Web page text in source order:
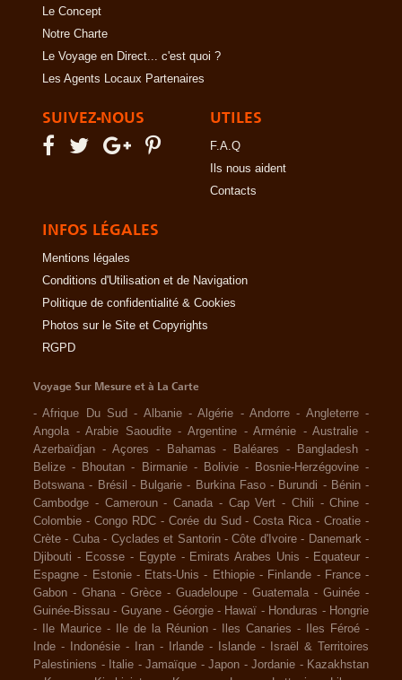
Le Concept
Notre Charte
Le Voyage en Direct... c'est quoi ?
Les Agents Locaux Partenaires
SUIVEZ-NOUS UTILES
F.A.Q
Ils nous aident
Contacts
INFOS LÉGALES
Mentions légales
Conditions d'Utilisation et de Navigation
Politique de confidentialité & Cookies
Photos sur le Site et Copyrights
RGPD
Voyage Sur Mesure et à La Carte
-Afrique Du Sud - Albanie -Algérie -Andorre - Angleterre -
Angola -Arabie Saoudite -Argentine -Arménie -Australie -
Azerbaïdjan - Açores - Bahamas - Baléares - Bangladesh -
Belize - Bhoutan - Birmanie - Bolivie - Bosnie-Herzégovine -
Botswana - Brésil - Bulgarie - Burkina Faso - Burundi - Bénin -
Cambodge - Cameroun - Canada - Cap Vert - Chili -Chine -
Colombie - Congo RDC - Corée du Sud -Costa Rica -Croatie -
Crète - Cuba - Cyclades et Santorin -Côte d'Ivoire - Danemark -
Djibouti - Ecosse - Egypte - Emirats Arabes Unis - Equateur -
Espagne - Estonie - Etats-Unis - Ethiopie - Finlande - France -
Gabon - Ghana - Grèce - Guadeloupe - Guatemala - Guinée -
Guinée-Bissau - Guyane - Géorgie - Hawaï - Honduras - Hongrie
-
Ile Maurice - Ile de la Réunion - Iles Canaries - Iles Féroé -
Inde - Indonésie - Iran - Irlande - Islande -
Israël & Territoires
Palestiniens - Italie - Jamaïque - Japon - Jordanie - Kazakhstan